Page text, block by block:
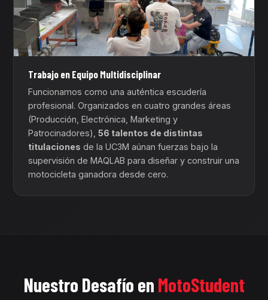
Trabajo en Equipo Multidisciplinar
Funcionamos como una auténtica escudería
profesional. Organizados en cuatro grandes áreas
(Producción, Electrónica, Marketing y
Patrocinadores),56 talentos de distintas
titulaciones de la UC3M aúnan fuerzas bajo la
supervisión de MAQLAB para diseñar y construir una
motocicleta ganadora desde cero.
Nuestro Desafío en MotoStudent